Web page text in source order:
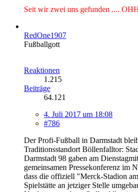
Seit wir zwei uns gefunden ....
RedOne1907
Fußballgott
Reaktionen
1.215
Beiträge
64.121
4. Juli 2017 um 18:08
#786
Der Profi-Fußball in Darmstadt
Traditionsstandort Böllenfalltor:
Darmstadt 98 gaben am
gemeinsamen Pressekonferenz im
dass die offiziell "Merck-Stadion
Spielstätte an jetziger Stelle